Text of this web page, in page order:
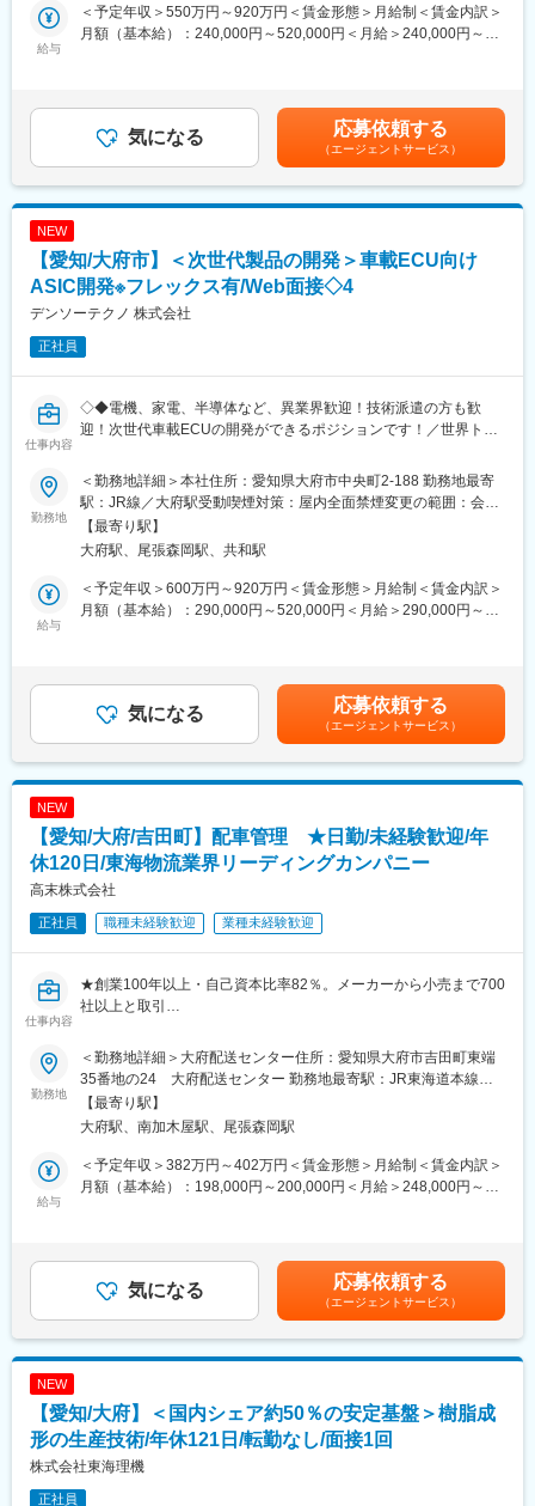
づくりの魅力を味わうことができます。
◇世界トップクラスサプライヤーであるデンソーGの中で当社は
度、各職場内教育やOJTの実施など、成長をバックアップする環
境が整っています。また、キャリアデザイン制度や複線型役職制
度、キャリア相談室の設置など、社員一人一人が望むキャリアの
将来熱マネジメントシステム向けの機能部品
※参考URL：https://www.densotechno.co.jp/business/air-
■魅力
BEV時代において車両性能を左右する熱マネジメント領域に携わ
り、将来性の高いコア技術の経験を積める環境です。従来の車室
できる点も魅力です。
■期待すること
入社後はご経験に応じた業務からスタートし、OJTを通じて製品
に取り組み、将来的にはリーダーとして組織やプロジェクトを牽
引する役割を期待します。
■当社の魅力
◇CASEやMaaS関連の最先端技術に触れ、当社がこれまで培って
きた量産設計技術により、「アイデアを具現化する」というモノ
づくりの魅力を味わうことができます。
◇世界トップクラスサプライヤーであるデンソーGの中で当社は
設計専門会社としてほぼ全ての製品に関わり、グループの中核を
支えています。
度、キャリア相談室の設置など、社員一人一人が望むキャリアの
実現を支援しています。
給与
＜予定年収＞550万円～920万円＜賃金形態＞月給制＜賃金内訳＞
月額（基本給）：240,000円～520,000円＜月給＞240,000円～
※平均5.6ヶ月（2024年度実績）賃金はあくまでも目安の金額であ
り、選考を通じて上下する可能性があります。月給(月額)は固定手
気になる 応募依頼する
（エージェントサービス）
NEW
【愛知/大府市】＜次世代製品の開発＞車載ECU向け
ASIC開発※フレックス有/Web面接◇4
デンソーテクノ 株式会社
正社員
仕事内容
◇◆電機、家電、半導体など、異業界歓迎！技術派遣の方も歓
迎！次世代車載ECUの開発ができるポジションです！／世界トッ
トナー／働きやすい環境◆◇
■業務内容
次世代の車載ECUに搭載されるASICの開発において、以下のいず
れか／複数の業務をご担当いただきます。
・車両要求を踏まえた仕様検討、要求整理、仕様書作成
・ASIC評価項目の検討、評価環境の構築、実機評価
仕様を決めるだけでなく、監査・検証（評価）で品質を作り込
み、実機で確かめるところまで関われるため、上流と品質の両方
※アナログ回路、特に電源ICの割合が多めです。
■魅力ポイント
次世代車載ECUの中核となるASICの評価・立上げを担い、実機で
要求適合を確認しながら品質を作り込めるポジション。最新の民
析・仕様検討へ段階的に領域を拡大し、アナログ回路×品質の専門
性を高められる環境です。
■入社後に期待すること
まず実機評価で進め方を習得し、車載要件と回路理解を深化。以
降は評価項目検討や不具合解析を主導し、改善や自動化を提案・
推進。将来的にはPLとしてチーム牽引や後進育成も担うことを期
待します。
■当社の魅力
◇世界トップクラスサプライヤーであるデンソーGの中で当社は
設計専門会社としてほぼ全ての製品に関わり、グループの中核を
度、各職場内教育やOJTの実施など、成長をバックアップする環
実現を支援しています。
変更の範囲：会社の定める業務
勤務地
＜勤務地詳細＞本社住所：愛知県大府市中央町2-188 勤務地最寄
駅：JR線／大府駅受動喫煙対策：屋内全面禁煙変更の範囲：会社
の定める事業所（リモートワーク含む）
【最寄り駅】
大府駅、尾張森岡駅、共和駅
給与
＜予定年収＞600万円～920万円＜賃金形態＞月給制＜賃金内訳＞
月額（基本給）：290,000円～520,000円＜月給＞290,000円～
平均5.6ヶ月（2024年度実績）賃金はあくまでも目安の金額であ
り、選考を通じて上下する可能性があります。月給(月額)は固定手
気になる 応募依頼する
（エージェントサービス）
NEW
【愛知/大府/吉田町】配車管理 ★日勤/未経験歓迎/年
休120日/東海物流業界リーディングカンパニー
高末株式会社
正社員 職種未経験歓迎 業種未経験歓迎
仕事内容
★創業100年以上・自己資本比率82％。メーカーから小売まで700
社以上と取引
無理なく続けられる環境が、定着率の高さにつながっています。
第二新卒歓迎！前職・経験不問。
■就業環境：
・週休2日制（日曜日固定、他平日）
・年間休日120日
・連休も取得できるようにシフト調整
・平均勤続年数12年
■こんな方向いてます：
人と関わることが好きで、周囲をサポートしながらチームをまと
■業務内容：
（1）出発前の準備：
ドライバーへ「どの荷物を、どの順番で積むか」を指示。
勤務地
＜勤務地詳細＞大府配送センター住所：愛知県大府市吉田町東端
35番地の24 大府配送センター 勤務地最寄駅：JR東海道本線／
大府駅受動喫煙対策：屋内全面禁煙変更の範囲：会社の定める事
業所
【最寄り駅】
大府駅、南加木屋駅、尾張森岡駅
給与
＜予定年収＞382万円～402万円＜賃金形態＞月給制＜賃金内訳＞
月額（基本給）：198,000円～200,000円＜月給＞248,000円～
度により決定■固定残業手当は月33時間0分～40時間0分、50,000
円～61,000円を支給 超過した時間外労働の残業時間代は追加支給
賃金はあくまでも目安の金額であり、選考を通じて上下する可能
性があります。月給(月額)は固定手当を含めた表記です。
気になる 応募依頼する
（エージェントサービス）
NEW
【愛知/大府】＜国内シェア約50％の安定基盤＞樹脂成
形の生産技術/年休121日/転勤なし/面接1回
株式会社東海理機
正社員